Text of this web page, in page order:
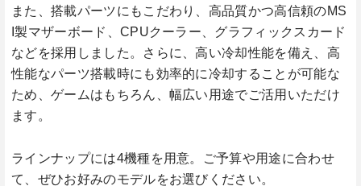
また、搭載パーツにもこだわり、高品質かつ高信頼のMS
I製マザーボード、CPUクーラー、グラフィックスカード
などを採用しました。さらに、高い冷却性能を備え、高
性能なパーツ搭載時にも効率的に冷却することが可能な
ため、ゲームはもちろん、幅広い用途でご活用いただけ
ます。
ラインナップには4機種を用意。ご予算や用途に合わせ
て、ぜひお好みのモデルをお選びください。